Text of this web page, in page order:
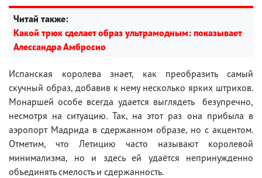
Читай также:
Какой трюк сделает образ ультрамодным: показывает
Алессандра Амбросио
Испанская королева знает, как преобразить самый
скучный образ, добавив к нему несколько ярких штрихов.
Монаршей особе всегда удается выглядеть безупречно,
несмотря на ситуацию. Так, на этот раз она прибыла в
аэропорт Мадрида в сдержанном образе, но с акцентом.
Отметим, что Летицию часто называют королевой
минимализма, но и здесь ей удаётся непринужденно
объединять смелость и сдержанность.